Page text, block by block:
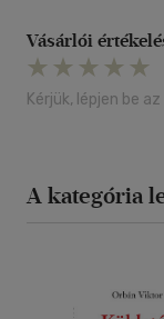
Vásárlói
Kérjük, lépjen be
A kategória